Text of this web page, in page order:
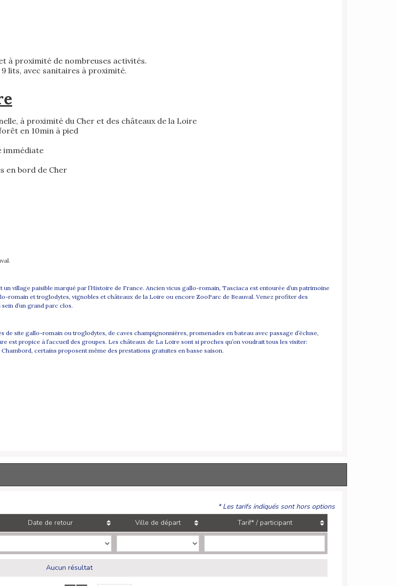
à proximité de nombreuses activités.
lits, avec sanitaires à proximité.
à proximité du Cher et des châteaux de la Loire
en 10min à pied
immédiate
en bord de Cher
village paisible marqué par l’Histoire de France. Ancien vicus gallo-romain, Tasciaca est entourée d’un patrimoine
romain et troglodytes, vignobles et châteaux de la Loire ou encore ZooParc de Beauval. Venez profiter des
d’un grand parc clos.
de site gallo-romain ou troglodytes, de caves champignonnières, promenades en bateau avec passage d’écluse,
est propice à l’accueil des groupes. Les châteaux de La Loire sont si proches qu’on voudrait tous les visiter:
certains proposent même des prestations gratuites en basse saison.
* Les tarifs indiqués sont hors options
Date de retour Ville de départ Tarif* / participant
Aucun résultat